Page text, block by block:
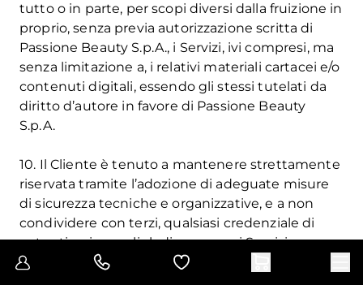
Vai alla lista dei desideri
tutto o in parte, per scopi diversi dalla fruizione in
proprio, senza previa autorizzazione scritta di
Passione Beauty S.p.A., i Servizi, ivi compresi, ma
senza limitazione a, i relativi materiali cartacei e/o
contenuti digitali, essendo gli stessi tutelati da
diritto d’autore in favore di Passione Beauty
S.p.A.
10. Il Cliente è tenuto a mantenere strettamente
riservata tramite l’adozione di adeguate misure
di sicurezza tecniche e organizzative, e a non
condividere con terzi, qualsiasi credenziale di
autenticazione o link di accesso ai Servizi
comunicata da Passione Beauty S.p.A.